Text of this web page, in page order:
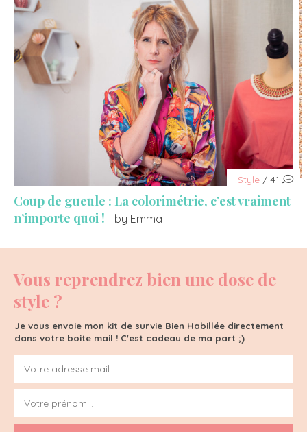
Style / 41
Coup de gueule : La colorimétrie, c’est vraiment
n’importe quoi ! - by Emma
Vous reprendrez bien une dose de
style ?
Je vous envoie mon kit de survie Bien Habillée directement
dans votre boite mail ! C'est cadeau de ma part ;)